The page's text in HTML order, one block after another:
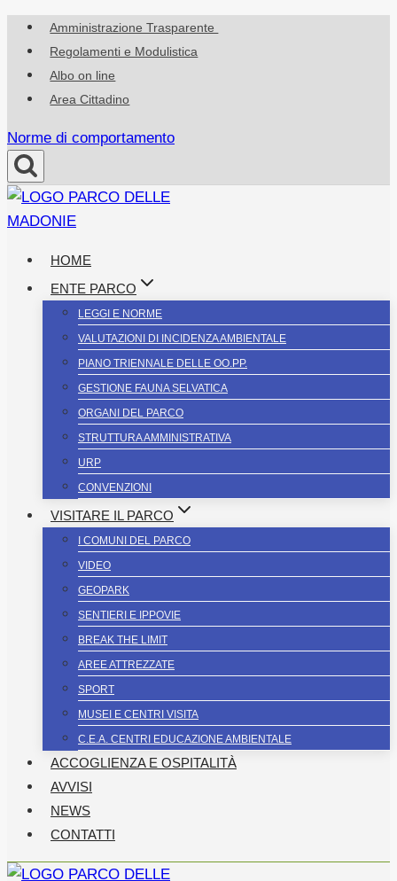
Salta
contenuto
Amministrazione Trasparente
Regolamenti e Modulistica
Albo on line
Area Cittadino
Norme di comportamento
HOME
ENTE PARCO
LEGGI E NORME
VALUTAZIONI DI INCIDENZA AMBIENTALE
PIANO TRIENNALE DELLE OO.PP.
GESTIONE FAUNA SELVATICA
ORGANI DEL PARCO
STRUTTURA AMMINISTRATIVA
URP
CONVENZIONI
VISITARE IL PARCO
I COMUNI DEL PARCO
VIDEO
GEOPARK
SENTIERI E IPPOVIE
BREAK THE LIMIT
AREE ATTREZZATE
SPORT
MUSEI E CENTRI VISITA
C.E.A. CENTRI EDUCAZIONE AMBIENTALE
ACCOGLIENZA E OSPITALITÀ
AVVISI
NEWS
CONTATTI